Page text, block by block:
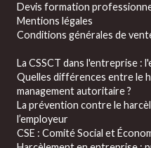
Devis formation
Mentions légales
Conditions générales de
La CSSCT dans l'entreprise :
Quelles différences entre le
management autoritaire ?
La prévention contre le
l’employeur
CSE : Comité Social et